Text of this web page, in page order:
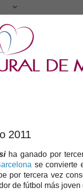
2011
ha ganado por
se convierte
por tercera vez
de fútbol más